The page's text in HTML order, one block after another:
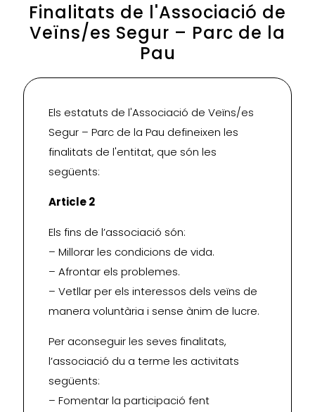
Finalitats de l'Associació de
Veïns/es Segur – Parc de la
Pau
Els estatuts de l'Associació de Veïns/es
Segur – Parc de la Pau defineixen les
finalitats de l'entitat, que són les
següents:
Article 2
Els fins de l’associació són:
– Millorar les condicions de vida.
– Afrontar els problemes.
– Vetllar per els interessos dels veïns de
manera voluntària i sense ànim de lucre.
Per aconseguir les seves finalitats,
l’associació du a terme les activitats
següents:
– Fomentar la participació fent